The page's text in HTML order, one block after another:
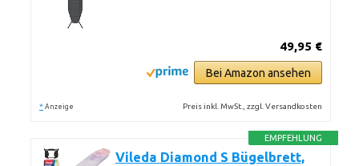
49,95 €
Bei Amazon ansehen
* Anzeige Preis inkl. MwSt., zzgl. Versandkosten
EMPFEHLUNG
Vileda Diamond S Bügelbrett,